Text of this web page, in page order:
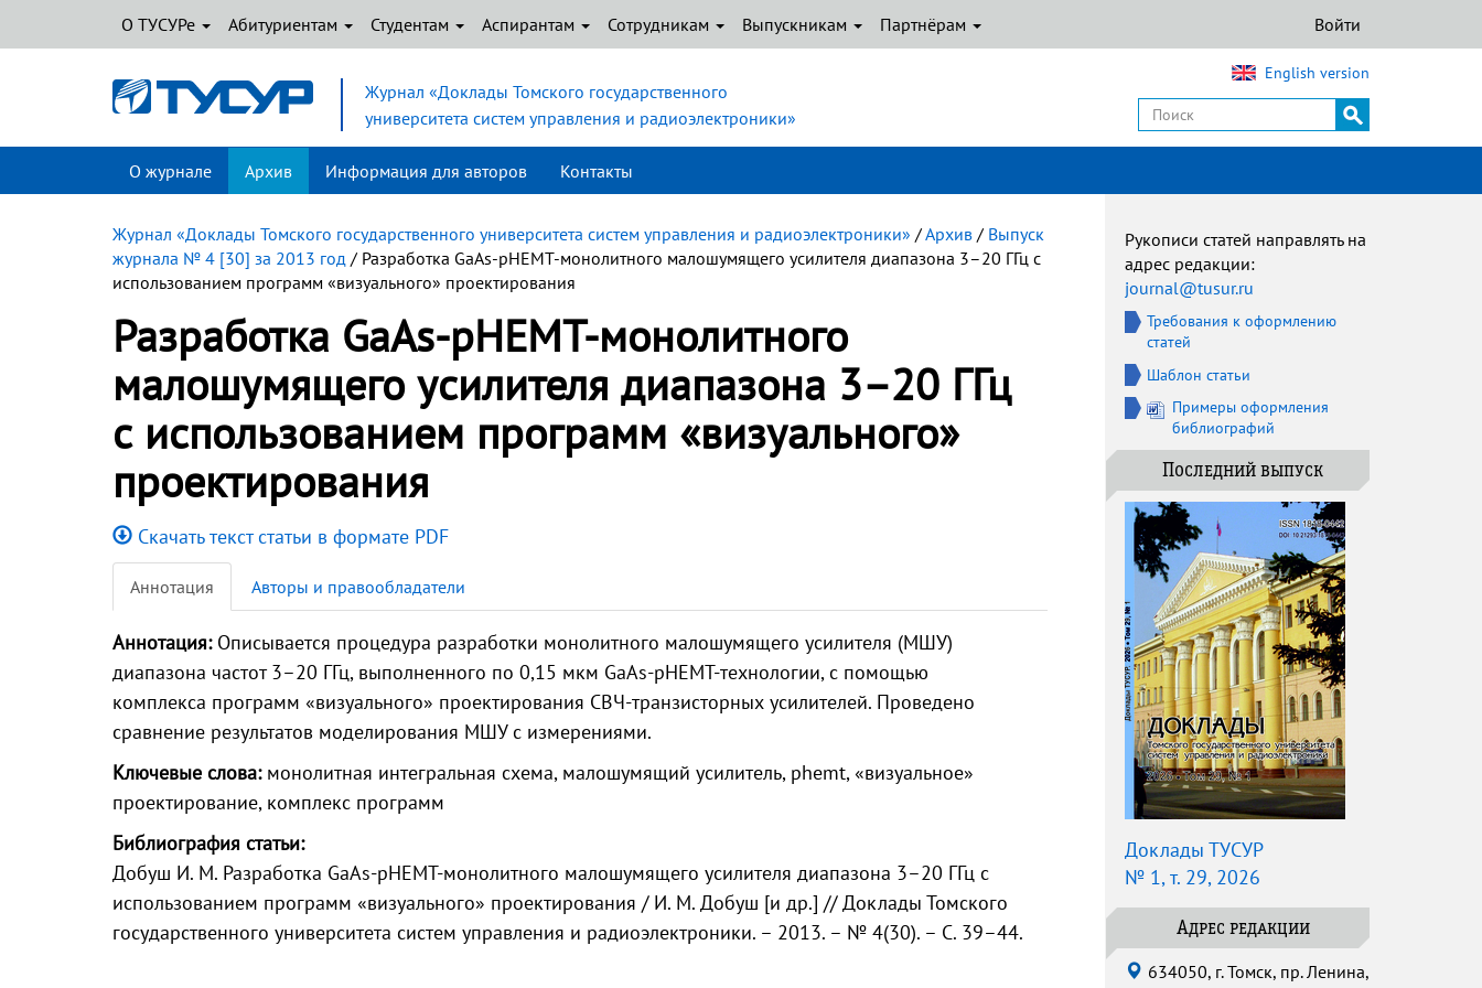
О ТУСУРе Абитуриентам Студентам Аспирантам Сотрудникам Выпускникам Партнёрам Войти
Журнал «Доклады Томского государственного
университета систем управления и радиоэлектроники»
English version
О журнале Архив Информация для авторов Контакты
Журнал «Доклады Томского государственного университета систем управления и радиоэлектроники» /Архив / Выпуск
журнала № 4 [30] за 2013 год / Разработка GaAs-pHEMT-монолитного малошумящего усилителя диапазона 3–20 ГГц с
использованием программ «визуального» проектирования
Разработка GaAs-pHEMT-монолитного
малошумящего усилителя диапазона 3–20 ГГц
с использованием программ «визуального»
проектирования
Скачать текст статьи в формате PDF
Аннотация Авторы и правообладатели
Аннотация:Описывается процедура разработки монолитного малошумящего усилителя (МШУ)
диапазона частот 3–20 ГГц, выполненного по 0,15 мкм GaAs-pHEMT-технологии, с помощью
комплекса программ «визуального» проектирования СВЧ-транзисторных усилителей. Проведено
сравнение результатов моделирования МШУ с измерениями.
Ключевые слова:монолитная интегральная схема, малошумящий усилитель, phemt, «визуальное»
проектирование, комплекс программ
Библиография статьи:
Добуш И. М. Разработка GaAs-pHEMT-монолитного малошумящего усилителя диапазона 3–20 ГГц с
использованием программ «визуального» проектирования / И. М. Добуш [и др.] // Доклады Томского
государственного университета систем управления и радиоэлектроники. – 2013. – № 4(30). – С. 39–44.
Рукописи статей направлять на
адрес редакции:
journal@tusur.ru
Требования к оформлению
статей
Шаблон статьи
Примеры оформления
библиографий
Последний выпуск
Доклады ТУСУР
№ 1, т. 29, 2026
Адрес редакции
634050, г. Томск, пр. Ленина,